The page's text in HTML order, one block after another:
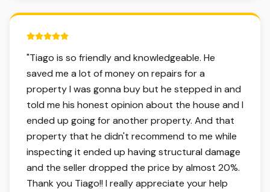
5 out of 5 stars.
"Tiago is so friendly and knowledgeable. He
saved me a lot of money on repairs for a
property I was gonna buy but he stepped in and
told me his honest opinion about the house and I
ended up going for another property. And that
property that he didn't recommend to me while
inspecting it ended up having structural damage
and the seller dropped the price by almost 20%.
Thank you Tiago!! I really appreciate your help